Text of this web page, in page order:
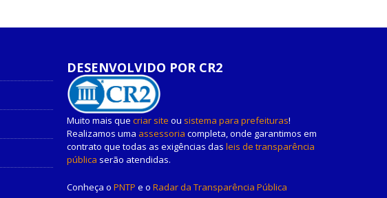
DESENVOLVIDO POR CR2
Muito mais que criar site ou sistema para prefeituras!
Realizamos uma assessoria completa, onde garantimos em
contrato que todas as exigências das leis de transparência
pública serão atendidas.
Conheça o PNTP e o Radar da Transparência Pública